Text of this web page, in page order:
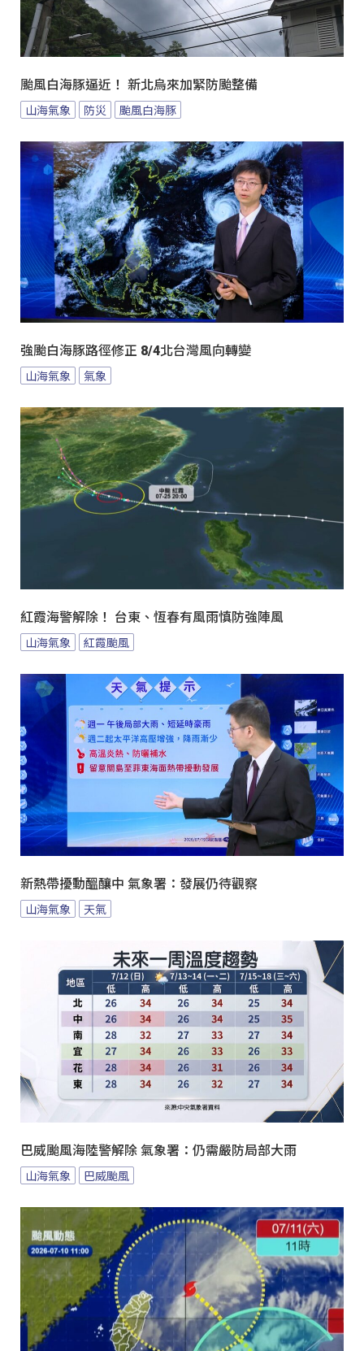
颱風白海豚逼近！ 新北烏來加緊防颱整備
山海氣象 防災 颱風白海豚
強颱白海豚路徑修正 8/4北台灣風向轉變
山海氣象 氣象
紅霞海警解除！ 台東、恆春有風雨慎防強陣風
山海氣象 紅霞颱風
新熱帶擾動醞釀中 氣象署：發展仍待觀察
山海氣象 天氣
巴威颱風海陸警解除 氣象署：仍需嚴防局部大雨
山海氣象 巴威颱風